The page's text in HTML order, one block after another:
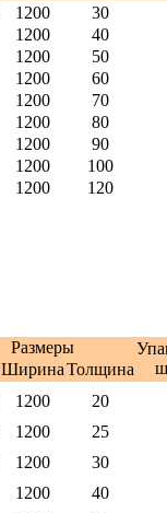
1200
30
1200
40
1200
50
1200
60
1200
70
1200
80
1200
90
1200
100
1200 120
Размеры
ШиринаТолщина
1200
20
1200
25
1200
30
1200
40